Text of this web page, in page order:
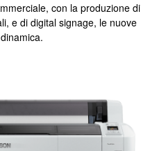
con la produzione di
e di digital signage, le nuove